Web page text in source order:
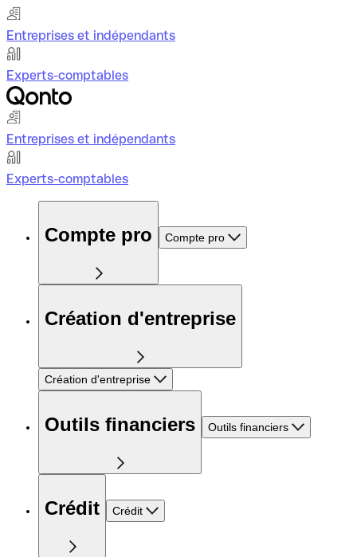
Entreprises et indépendants
Experts-comptables
Entreprises et indépendants
Experts-comptables
Compte pro Compte pro
Création d'entreprise
Création d'entreprise
Outils financiers Outils financiers
Crédit Crédit